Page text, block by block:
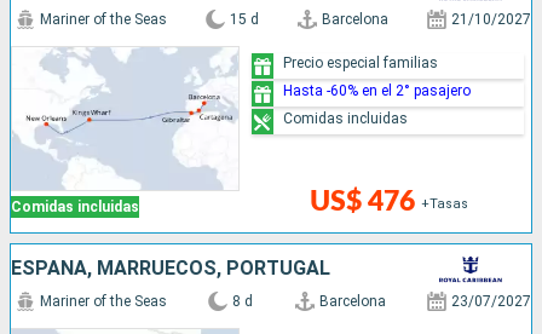
Comidas incluidas
Mariner of the Seas 15 d Barcelona 21/10/2027
US$ 476 +Tasas
Precio especial familias
Hasta -60% en el 2° pasajero
Comidas incluidas
ESPAÑA, MARRUECOS, PORTUGAL
Mariner of the Seas 8 d Barcelona 23/07/2027